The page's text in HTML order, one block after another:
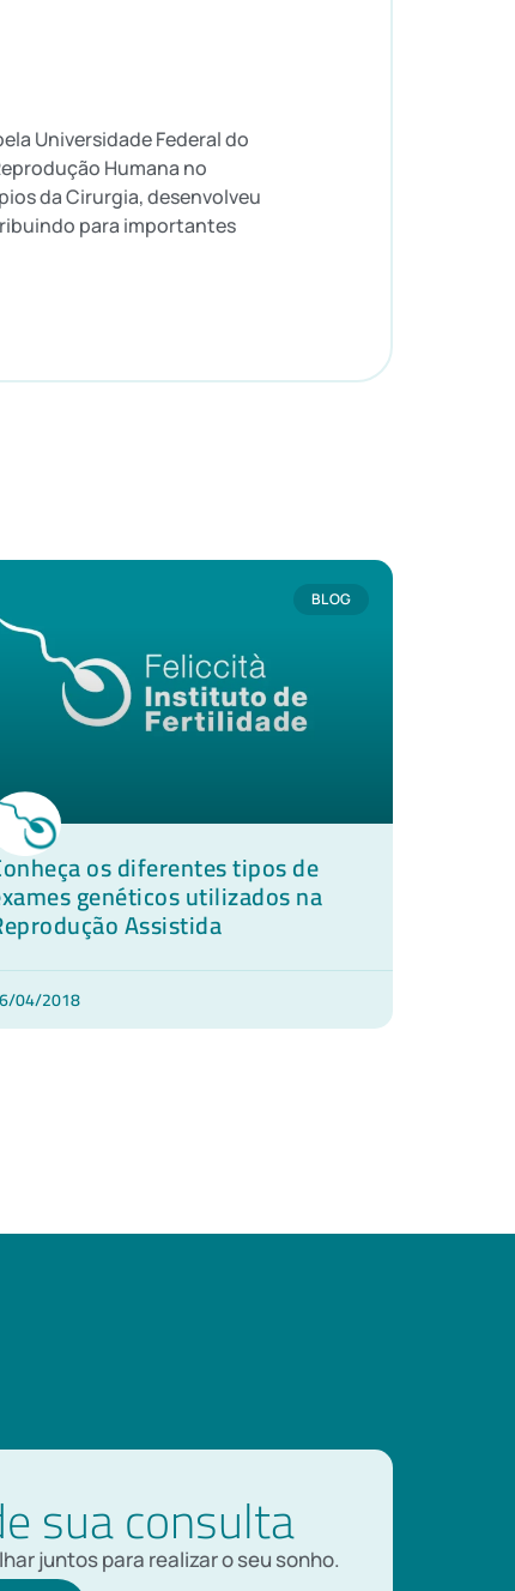
Universidade Federal do
Humana no
da Cirurgia, desenvolveu
para importantes
BLOG
os diferentes tipos de
genéticos utilizados na
Assistida
04/2018
sua consulta
juntos para realizar o seu sonho.